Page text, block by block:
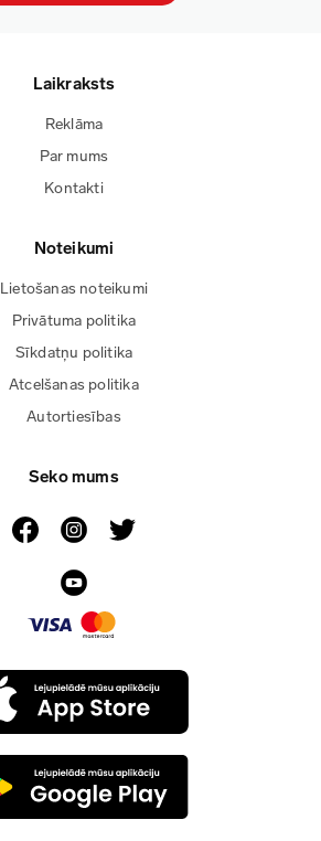
Laikraksts
Reklāma
Par mums
Kontakti
Noteikumi
Lietošanas noteikumi
Privātuma politika
Sīkdatņu politika
Atcelšanas politika
Autortiesības
Seko mums